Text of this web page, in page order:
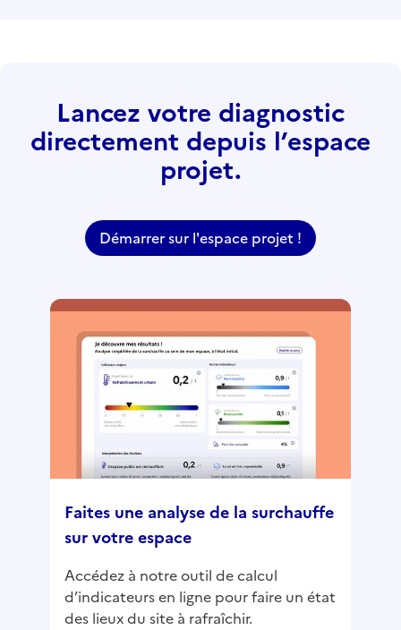
Lancez votre diagnostic
directement depuis l’espace
projet.
Démarrer sur l'espace projet !
Faites une analyse de la surchauffe
sur votre espace
Accédez à notre outil de calcul
d’indicateurs en ligne pour faire un état
des lieux du site à rafraîchir.